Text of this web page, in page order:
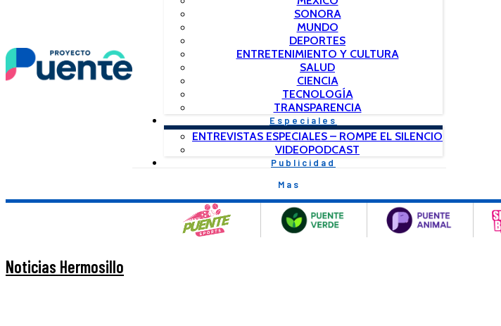
SONORA
MUNDO
DEPORTES
ENTRETENIMIENTO Y CULTURA
SALUD
CIENCIA
TECNOLOGÍA
TRANSPARENCIA
Especiales
ENTREVISTAS ESPECIALES – ROMPE EL SILENCIO
VIDEOPODCAST
Publicidad
Mas
Noticias Hermosillo